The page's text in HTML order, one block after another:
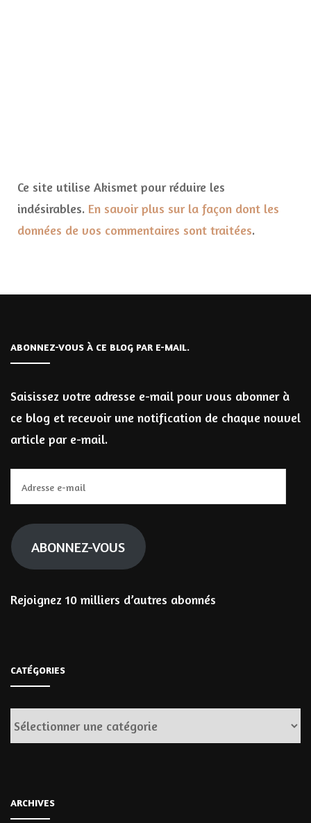
Ce site utilise Akismet pour réduire les
indésirables. En savoir plus sur la façon dont les
données de vos commentaires sont traitées.
ABONNEZ-VOUS À CE BLOG PAR E-MAIL.
Saisissez votre adresse e-mail pour vous abonner à
ce blog et recevoir une notification de chaque nouvel
article par e-mail.
e-
mail
ABONNEZ-VOUS
Rejoignez 10 milliers d’autres abonnés
CATÉGORIES
Catégories
ARCHIVES